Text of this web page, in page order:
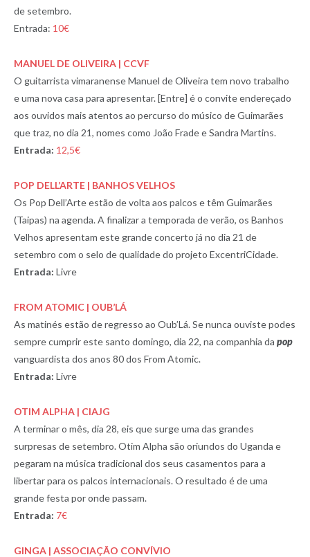
de setembro.
Entrada: 10€
MANUEL DE OLIVEIRA | CCVF
O guitarrista vimaranense Manuel de Oliveira tem novo trabalho
e uma nova casa para apresentar. [Entre] é o convite endereçado
aos ouvidos mais atentos ao percurso do músico de Guimarães
que traz, no dia 21, nomes como João Frade e Sandra Martins.
Entrada: 12,5€
POP DELL’ARTE | BANHOS VELHOS
Os Pop Dell’Arte estão de volta aos palcos e têm Guimarães
(Taipas) na agenda. A finalizar a temporada de verão, os Banhos
Velhos apresentam este grande concerto já no dia 21 de
setembro com o selo de qualidade do projeto ExcentriCidade.
Entrada: Livre
FROM ATOMIC | OUB’LÁ
As matinés estão de regresso ao Oub’Lá. Se nunca ouviste podes
sempre cumprir este santo domingo, dia 22, na companhia da pop
vanguardista dos anos 80 dos From Atomic.
Entrada: Livre
OTIM ALPHA | CIAJG
A terminar o mês, dia 28, eis que surge uma das grandes
surpresas de setembro. Otim Alpha são oriundos do Uganda e
pegaram na música tradicional dos seus casamentos para a
libertar para os palcos internacionais. O resultado é de uma
grande festa por onde passam.
Entrada: 7€
GINGA | ASSOCIAÇÃO CONVÍVIO